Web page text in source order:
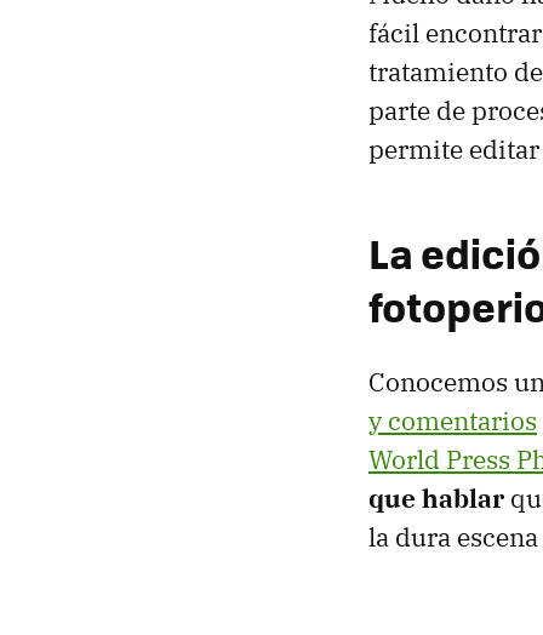
fácil
tratamiento
parte de
permite
La
Conocemos
y comentarios
World Press
que hablar
la dura